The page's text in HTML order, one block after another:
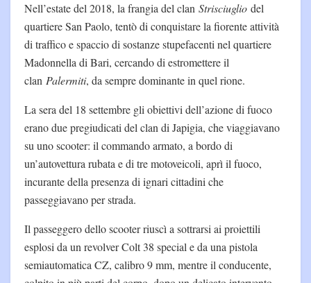
Nell’estate del 2018, la frangia del clan Strisciuglio del
quartiere San Paolo, tentò di conquistare la fiorente attività
di traffico e spaccio di sostanze stupefacenti nel quartiere
Madonnella di Bari, cercando di estromettere il
clan Palermiti, da sempre dominante in quel rione.
La sera del 18 settembre gli obiettivi dell’azione di fuoco
erano due pregiudicati del clan di Japigia, che viaggiavano
su uno scooter: il commando armato, a bordo di
un’autovettura rubata e di tre motoveicoli, aprì il fuoco,
incurante della presenza di ignari cittadini che
passeggiavano per strada.
Il passeggero dello scooter riuscì a sottrarsi ai proiettili
esplosi da un revolver Colt 38 special e da una pistola
semiautomatica CZ, calibro 9 mm, mentre il conducente,